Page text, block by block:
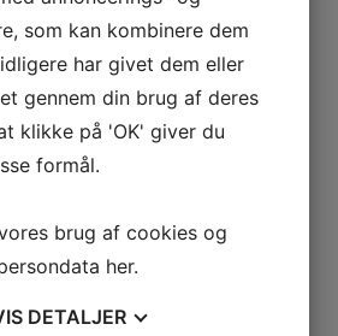
udlejning til privat beboelse
produkter med hamp, samt
for Verdensballetten
events
som kan kombinere dem
har givet dem eller
gennem din brug af deres
klikke på 'OK' giver du
formål.
brug af cookies og
her.
DETALJER